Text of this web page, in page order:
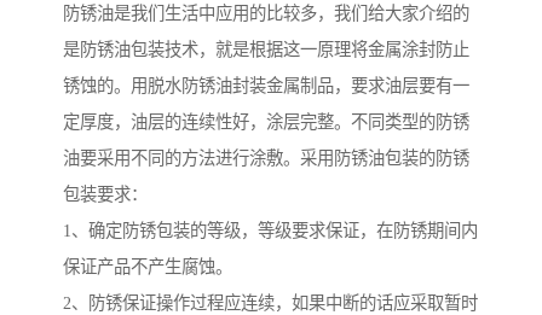
防锈油是我们生活中应用的比较多，我们给大家介绍的
是防锈油包装技术，就是根据这一原理将金属涂封防止
锈蚀的。用脱水防锈油封装金属制品，要求油层要有一
定厚度，油层的连续性好，涂层完整。不同类型的防锈
油要采用不同的方法进行涂敷。采用防锈油包装的防锈
包装要求：
1、确定防锈包装的等级，等级要求保证，在防锈期间内
保证产品不产生腐蚀。
2、防锈保证操作过程应连续，如果中断的话应采取暂时